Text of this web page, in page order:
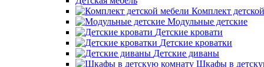
Комплект
Модульные детские
Детские кровати
Детские кроватки
Детские диваны
Шкафы в